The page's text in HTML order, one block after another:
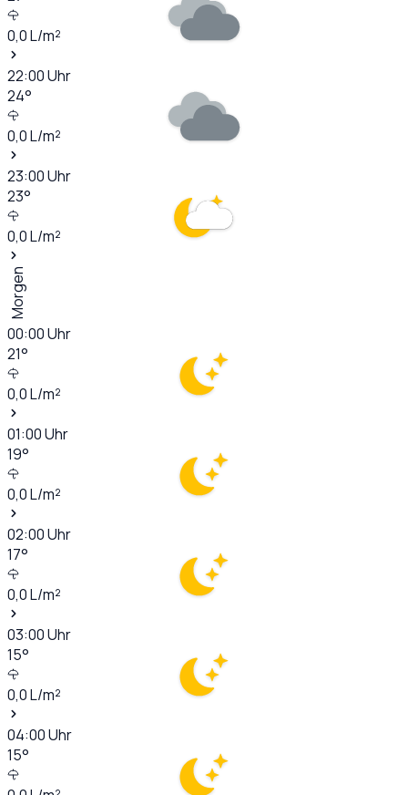
0,0L/m²
22:00Uhr
24°
0,0L/m²
23:00Uhr
23°
0,0L/m²
Morgen
00:00Uhr
21°
0,0L/m²
01:00Uhr
19°
0,0L/m²
02:00Uhr
17°
0,0L/m²
03:00Uhr
15°
0,0L/m²
04:00Uhr
15°